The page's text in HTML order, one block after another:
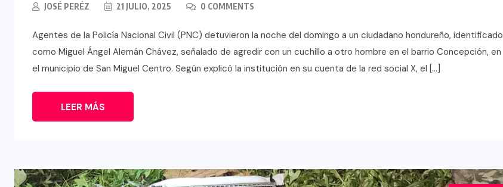
JOSÉ PERÉZ 21 JULIO, 2025 0 COMMENTS
Agentes de la Policía Nacional Civil (PNC) detuvieron la noche del domingo a un ciudadano hondureño, identificado
como Miguel Ángel Alemán Chávez, señalado de agredir con un cuchillo a otro hombre en el barrio Concepción, en
el municipio de San Miguel Centro. Según explicó la institución en su cuenta de la red social X, el […]
LEER MÁS